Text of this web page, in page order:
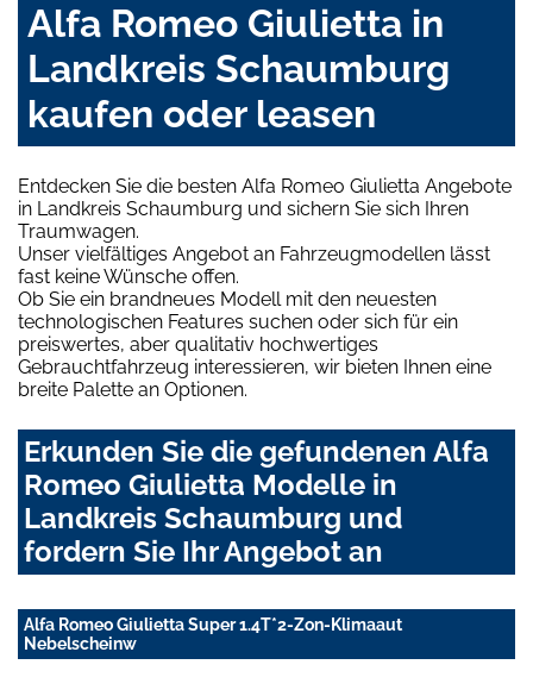
Alfa Romeo Giulietta in
Landkreis Schaumburg
kaufen oder leasen
Entdecken Sie die besten Alfa Romeo Giulietta Angebote
in Landkreis Schaumburg und sichern Sie sich Ihren
Traumwagen.
Unser vielfältiges Angebot an Fahrzeugmodellen lässt
fast keine Wünsche offen.
Ob Sie ein brandneues Modell mit den neuesten
technologischen Features suchen oder sich für ein
preiswertes, aber qualitativ hochwertiges
Gebrauchtfahrzeug interessieren, wir bieten Ihnen eine
breite Palette an Optionen.
Erkunden Sie die gefundenen Alfa
Romeo Giulietta Modelle in
Landkreis Schaumburg und
fordern Sie Ihr Angebot an
Alfa Romeo Giulietta Super 1.4T*2-Zon-Klimaaut
Nebelscheinw